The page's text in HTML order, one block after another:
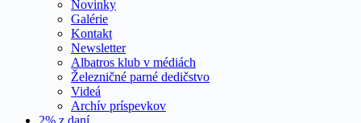
Novinky
Galérie
Kontakt
Newsletter
Albatros klub v médiách
Železničné parné dedičstvo
Videá
Archív príspevkov
2% z daní